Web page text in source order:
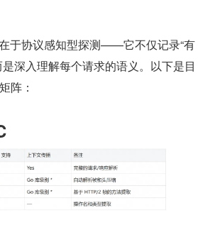
于协议感知型探测——它不仅记录“有
深入理解每个请求的语义。以下是目
阵：